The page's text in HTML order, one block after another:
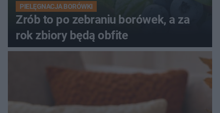
PIELĘGNACJA BORÓWKI
Zrób to po zebraniu borówek, a za
rok zbiory będą obfite